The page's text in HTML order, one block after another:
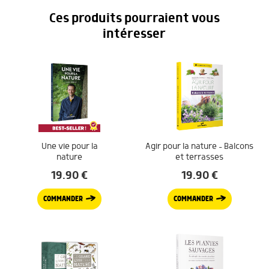
Ces produits pourraient vous
intéresser
Une vie pour la
nature
19.90€
COMMANDER
Agir pour la nature – Balcons
et terrasses
19.90€
COMMANDER